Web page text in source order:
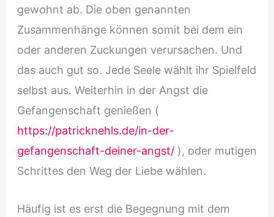
gewohnt ab. Die oben genannten
Zusammenhänge können somit bei dem ein
oder anderen Zuckungen verursachen. Und
das auch gut so. Jede Seele wählt ihr Spielfeld
selbst aus. Weiterhin in der Angst die
Gefangenschaft genießen (
https://patricknehls.de/in-der-
gefangenschaft-deiner-angst/), oder mutigen
Schrittes den Weg der Liebe wählen.
Häufig ist es erst die Begegnung mit dem